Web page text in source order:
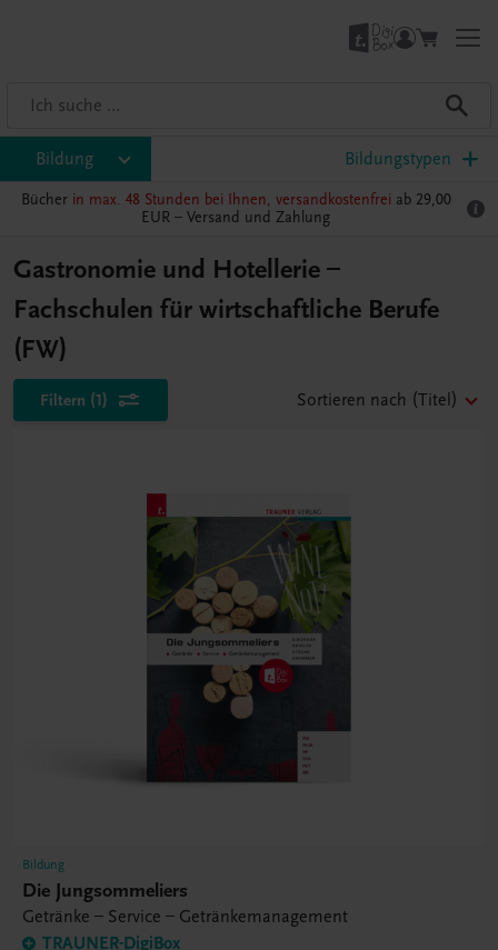
Bildung Bildungstypen
Bücher in max. 48 Stunden bei Ihnen, versandkostenfrei ab 29,00
EUR – Versand und Zahlung
Gastronomie und Hotellerie –
Fachschulen für wirtschaftliche Berufe
(FW)
Filtern (1) Sortieren nach (Titel)
Bildung
Die Jungsommeliers
Getränke – Service – Getränkemanagement
TRAUNER-DigiBox